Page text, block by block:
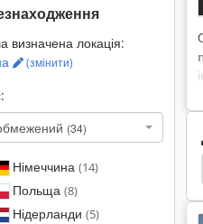
визначена локація:
(змінити)
(34)
Німеччина (14)
Польща (8)
Нідерланди (5)
Трактори Садові